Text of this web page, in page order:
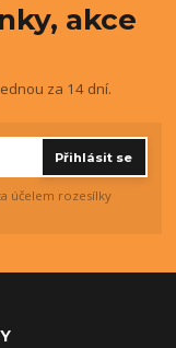
akce
za 14 dní.
Přihlásit se
účelem rozesílky